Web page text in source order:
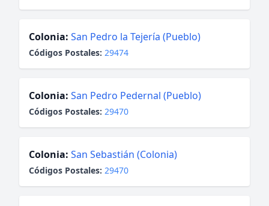
Colonia: San Pedro la Tejería (Pueblo)
Códigos Postales: 29474
Colonia: San Pedro Pedernal (Pueblo)
Códigos Postales: 29470
Colonia: San Sebastián (Colonia)
Códigos Postales: 29470